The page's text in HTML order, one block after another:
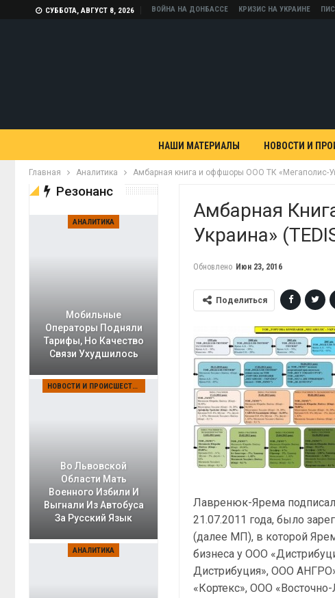
СУББОТА, АВГУСТ 8, 2026 ВОЙНА НА ДОНБАССЕ КРИЗИС НА УКРАИНЕ
НАШИ МАТЕРИАЛЫ НОВОСТИ И
Главная Аналитика Амбарная книга и оффшоры ООО ТК «Мегаполис-
Амбарная
Украина»
Обновлено Июн 23, 2016
Поделиться
Лавренюк-Ярема
21.07.2011 года, было
(далее МП), в которой
бизнеса у ООО
Дистрибуция», ООО
«Кортекс», ООО
Резонанс
АНАЛИТИКА
Мобильные
Операторы Подняли
Тарифы, Но Качество
Связи Ухудшилось
НОВОСТИ И ПРОИСШЕСТВИЯ
Во Львовской
Области Мать
Военного Избили И
Выгнали Из Автобуса
За Русский Язык
АНАЛИТИКА